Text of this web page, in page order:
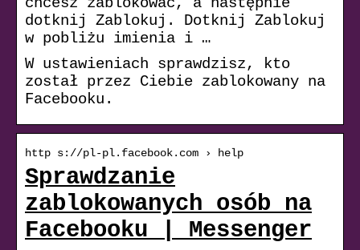
dotknij Zablokuj. Dotknij Zablokuj
w pobliżu imienia i …
W ustawieniach sprawdzisz, kto
został przez Ciebie zablokowany na
Facebooku.
http s://pl-pl.facebook.com › help
Sprawdzanie
zablokowanych osób na
Facebooku | Messenger